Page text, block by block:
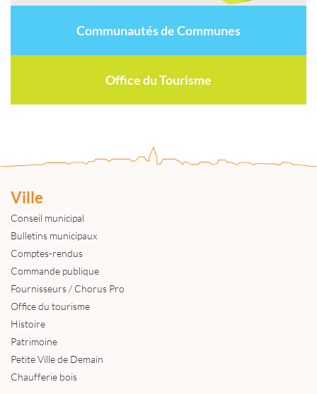
Communautés de Communes
Office du Tourisme
Ville
Conseil municipal
Bulletins municipaux
Comptes-rendus
Commande publique
Fournisseurs / Chorus Pro
Office du tourisme
Histoire
Patrimoine
Petite Ville de Demain
Chaufferie bois